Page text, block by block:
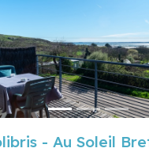
- Au Soleil